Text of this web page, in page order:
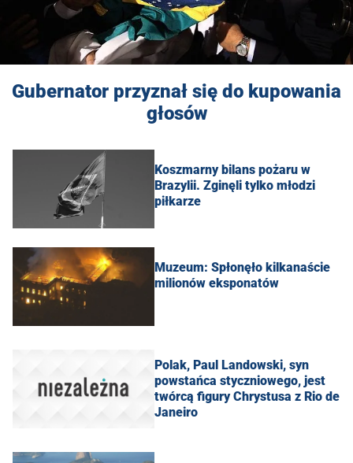
Gubernator przyznał się do kupowania
głosów
Koszmarny bilans pożaru w
Brazylii. Zginęli tylko młodzi
piłkarze
Muzeum: Spłonęło kilkanaście
milionów eksponatów
Polak, Paul Landowski, syn
powstańca styczniowego, jest
twórcą figury Chrystusa z Rio de
Janeiro